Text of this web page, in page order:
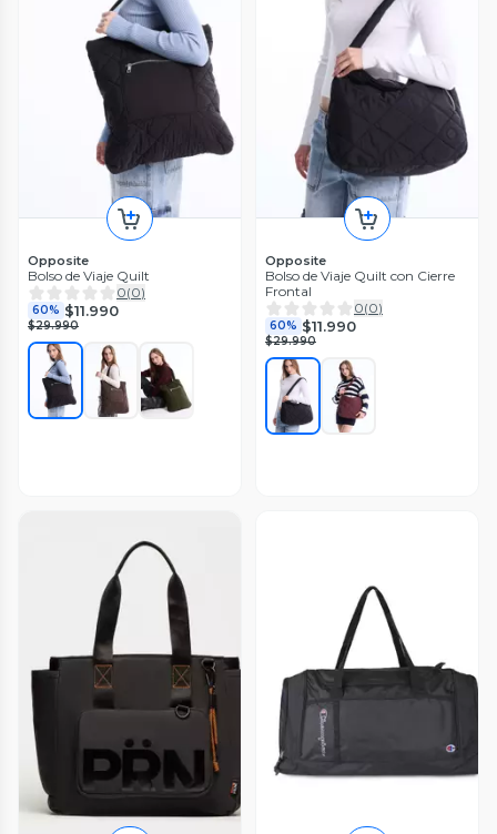
Opposite
Bolso de Viaje Quilt
0(0)
60% $11.990
$29.990
Opposite
Bolso de Viaje Quilt con Cierre
Frontal
0(0)
60% $11.990
$29.990